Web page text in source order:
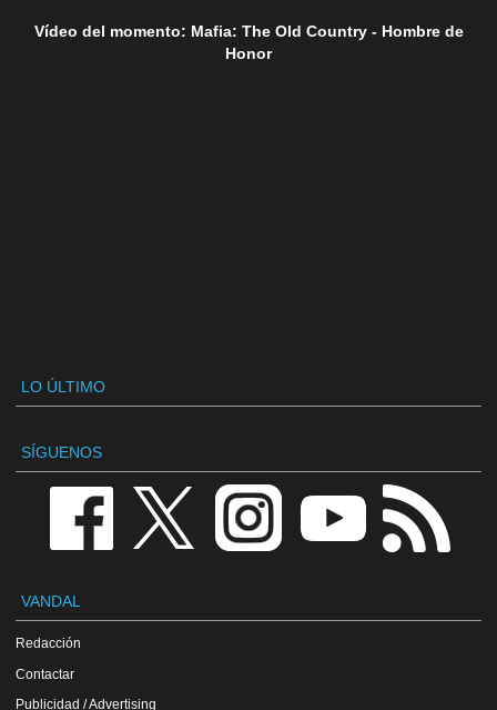
Vídeo del momento: Mafia: The Old Country - Hombre de
Honor
LO ÚLTIMO
SÍGUENOS
VANDAL
Redacción
Contactar
Publicidad / Advertising